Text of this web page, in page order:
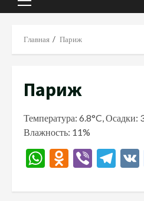
Основное
Главная Париж
Париж
Температура: 6.8°C, Осадки:
Влажность: 11%
WhatsApp
Viber